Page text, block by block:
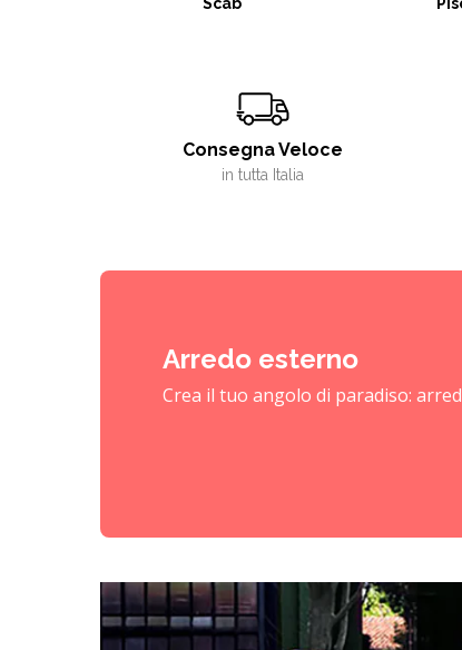
Consegna Veloce
in tutta Italia
Arredo esterno
Crea il tuo angolo di paradiso: